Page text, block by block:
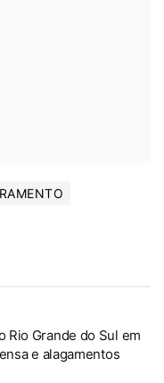
Rio Grande do Sul em
e alagamentos